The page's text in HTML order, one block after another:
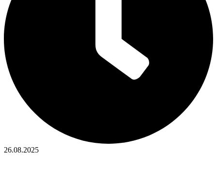
26.08.2025